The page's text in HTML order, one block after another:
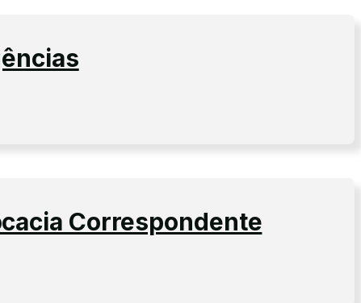
Correspondente